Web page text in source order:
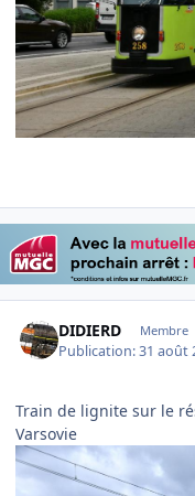
DIDIERD Membre
Publication:31 août
Train de lignite sur le
Varsovie